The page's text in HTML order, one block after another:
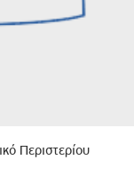
Περιστερίου